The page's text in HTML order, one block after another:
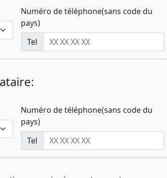
Numéro de téléphone(sans code du
pays)
Tel
Numéro de téléphone(sans code du
pays)
Tel